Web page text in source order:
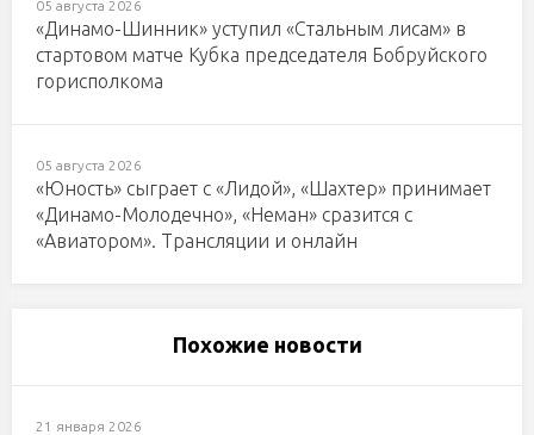
05 августа 2026
«Динамо-Шинник» уступил «Стальным лисам» в
стартовом матче Кубка председателя Бобруйского
горисполкома
05 августа 2026
«Юность» сыграет с «Лидой», «Шахтер» принимает
«Динамо-Молодечно», «Неман» сразится с
«Авиатором». Трансляции и онлайн
Похожие новости
21 января 2026